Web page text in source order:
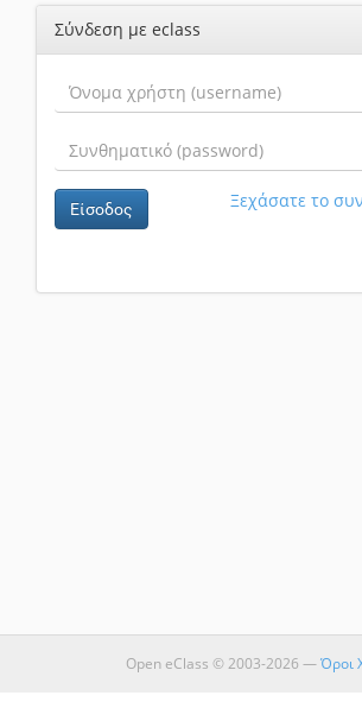
Σύνδεση με eclass
Είσοδος Ξεχάσατε το
Open eClass © 2003-2026 —Όροι